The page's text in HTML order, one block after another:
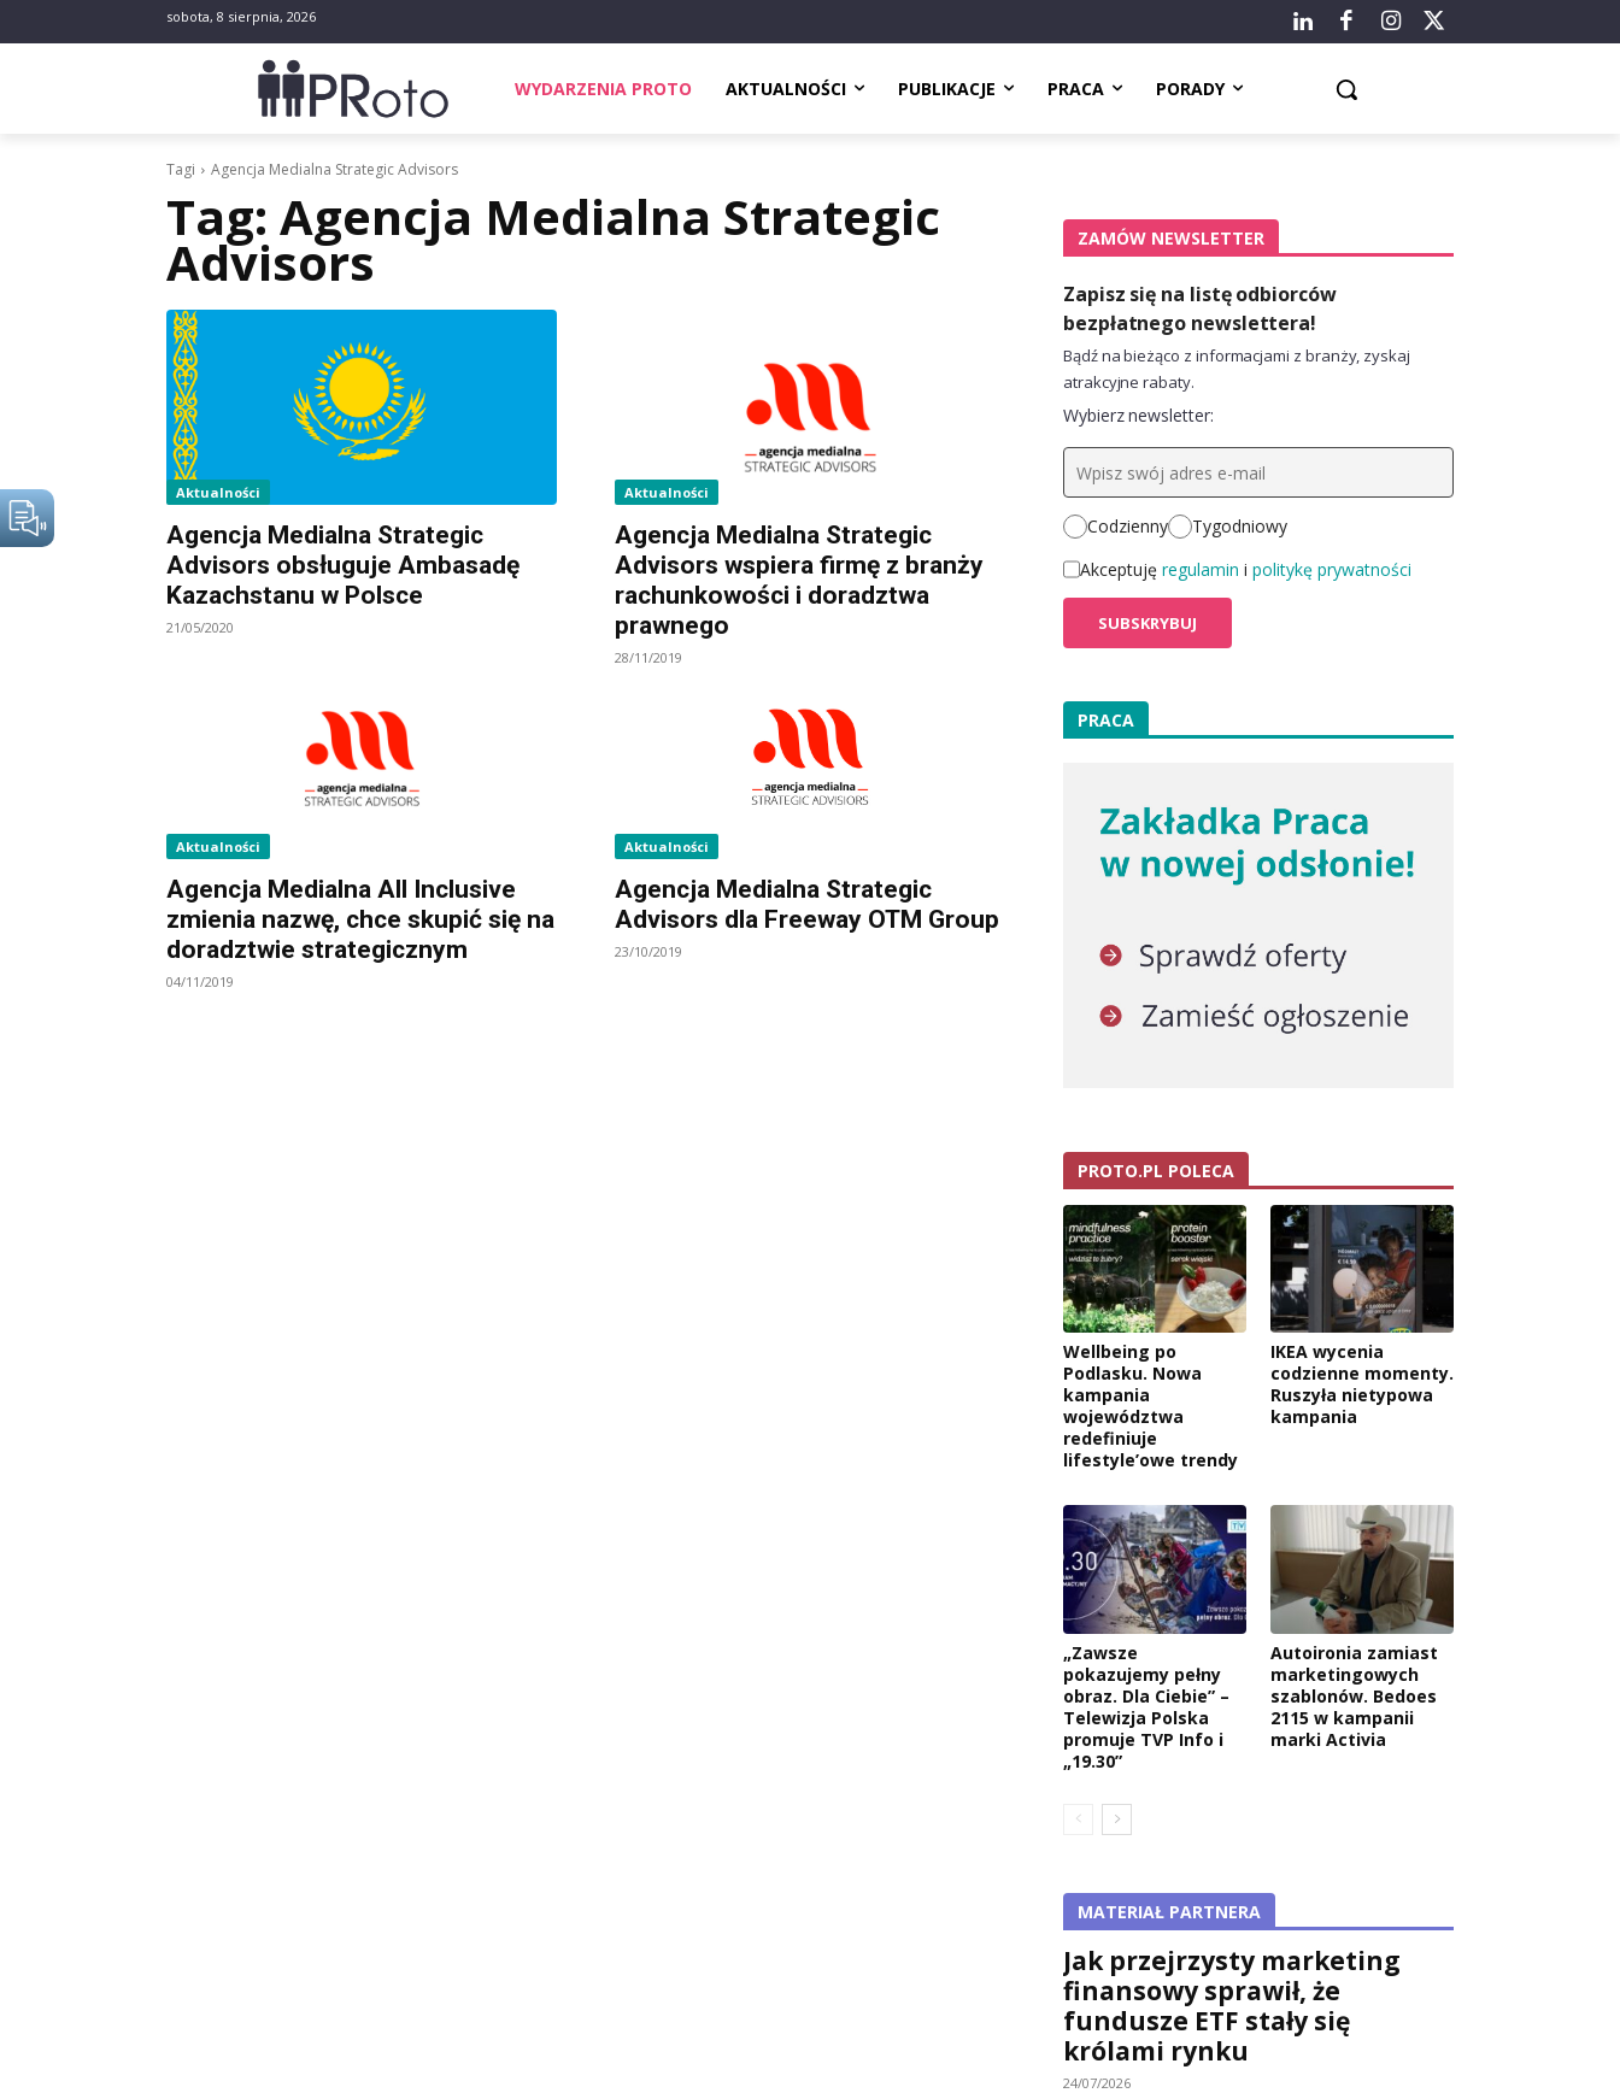
sobota, 8 sierpnia, 2026
WYDARZENIA PROTO AKTUALNOŚCI PUBLIKACJE PRACA PORADY
Tagi Agencja Medialna Strategic Advisors
Tag: Agencja Medialna Strategic
Advisors
Aktualności
Agencja Medialna Strategic
Advisors obsługuje Ambasadę
Kazachstanu w Polsce
21/05/2020
Aktualności
Agencja Medialna Strategic
Advisors wspiera firmę z branży
rachunkowości i doradztwa
prawnego
28/11/2019
Aktualności
Agencja Medialna All Inclusive
zmienia nazwę, chce skupić się na
doradztwie strategicznym
04/11/2019
Aktualności
Agencja Medialna Strategic
Advisors dla Freeway OTM Group
23/10/2019
ZAMÓW NEWSLETTER
Zapisz się na listę odbiorców
bezpłatnego newslettera!
Bądź na bieżąco z informacjami z branży, zyskaj
atrakcyjne rabaty.
Wybierz newsletter:
Codzienny
Tygodniowy
Akceptuję regulamin i politykę prywatności
PRACA
PROTO.PL POLECA
Wellbeing po
Podlasku. Nowa
kampania
województwa
redefiniuje
lifestyle’owe trendy
IKEA wycenia
codzienne momenty.
Ruszyła nietypowa
kampania
„Zawsze
pokazujemy pełny
obraz. Dla Ciebie” –
Telewizja Polska
promuje TVP Info i
„19.30”
Autoironia zamiast
marketingowych
szablonów. Bedoes
2115 w kampanii
marki Activia
MATERIAŁ PARTNERA
Jak przejrzysty marketing
finansowy sprawił, że
fundusze ETF stały się
królami rynku
24/07/2026